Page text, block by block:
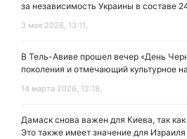
за независимость Украины в составе
3 мая 2026, 13:11,
В Тель-Авиве прошел вечер «День
поколения и отмечающий культурное
14 марта 2026, 12:18,
Дамаск снова важен для Киева, так
Это также имеет значение для